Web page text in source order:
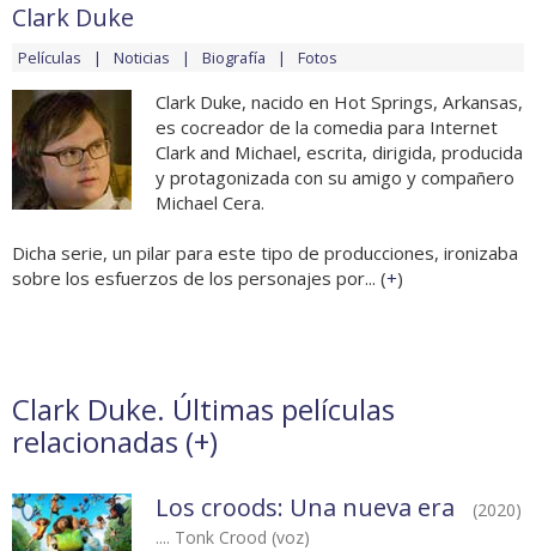
Clark Duke
Películas Noticias Biografía Fotos
Clark Duke, nacido en Hot Springs, Arkansas,
es cocreador de la comedia para Internet
Clark and Michael, escrita, dirigida, producida
y protagonizada con su amigo y compañero
Michael Cera.
Dicha serie, un pilar para este tipo de producciones, ironizaba
sobre los esfuerzos de los personajes por... (+)
Clark Duke. Últimas películas
relacionadas (+)
Los croods: Una nueva era
(2020)
.... Tonk Crood (voz)